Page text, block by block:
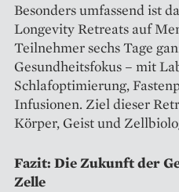
Besonders umfassend ist
Longevity Retreats auf
Teilnehmer sechs Tage
Gesundheitsfokus – mit
Schlafoptimierung,
Infusionen. Ziel dieser
Körper, Geist und
Fazit: Die Zukunft der
Zelle